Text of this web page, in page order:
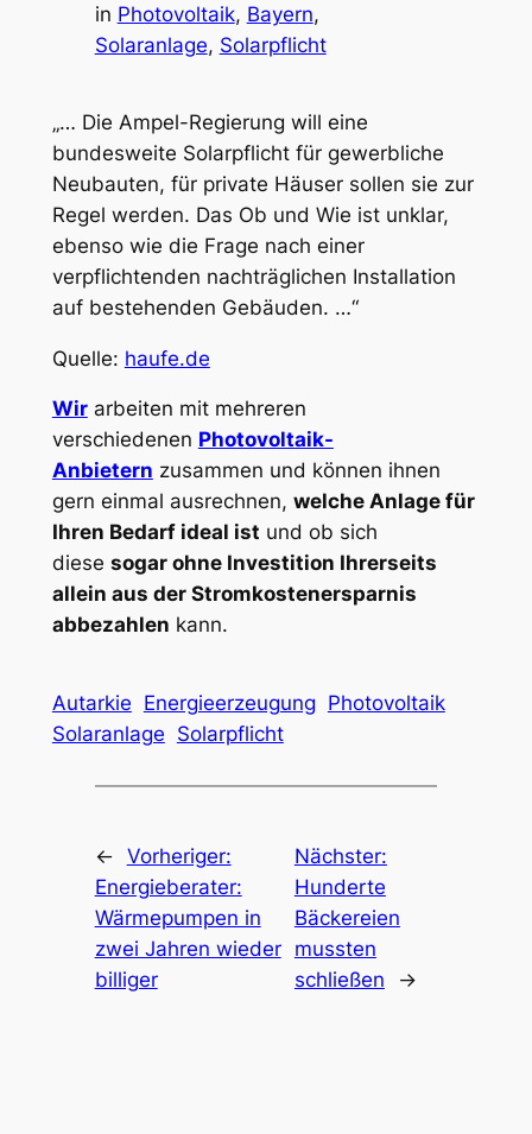
in Photovoltaik, Bayern
Solaranlage, Solarpflicht
„… Die Ampel-Regierung will eine
bundesweite Solarpflicht für gewerbliche
Neubauten, für private Häuser sollen sie zur
Regel werden. Das Ob und Wie ist unklar,
ebenso wie die Frage nach einer
verpflichtenden nachträglichen Installation
auf bestehenden Gebäuden. …“
Quelle: haufe.de
Wirarbeiten mit mehreren
verschiedenen Photovoltaik-
Anbietern zusammen und können ihnen
gern einmal ausrechnen, welche Anlage für
Ihren Bedarf ideal ist und ob sich
diese sogar ohne Investition Ihrerseits
allein aus der Stromkostenersparnis
abbezahlen kann.
Autarkie Energieerzeugung Photovoltaik
Solaranlage Solarpflicht
← Vorheriger:
Energieberater:
Wärmepumpen in
zwei Jahren wieder
billiger
Nächster:
Hunderte
Bäckereien
mussten
schließen
→